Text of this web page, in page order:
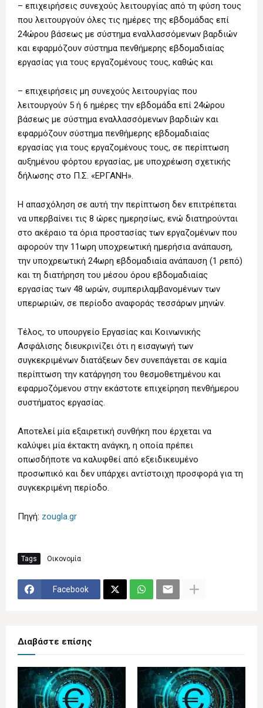
– επιχειρήσεις συνεχούς λειτουργίας από τη φύση τους
που λειτουργούν όλες τις ημέρες της εβδομάδας επί
24ώρου βάσεως με σύστημα εναλλασσόμενων βαρδιών
και εφαρμόζουν σύστημα πενθήμερης εβδομαδιαίας
εργασίας για τους εργαζομένους τους, καθώς και
– επιχειρήσεις μη συνεχούς λειτουργίας που
λειτουργούν 5 ή 6 ημέρες την εβδομάδα επί 24ώρου
βάσεως με σύστημα εναλλασσόμενων βαρδιών και
εφαρμόζουν σύστημα πενθήμερης εβδομαδιαίας
εργασίας για τους εργαζομένους τους, σε περίπτωση
αυξημένου φόρτου εργασίας, με υποχρέωση σχετικής
δήλωσης στο Π.Σ. «ΕΡΓΑΝΗ».
Η απασχόληση σε αυτή την περίπτωση δεν επιτρέπεται
να υπερβαίνει τις 8 ώρες ημερησίως, ενώ διατηρούνται
στο ακέραιο τα όρια προστασίας των εργαζομένων που
αφορούν την 11ωρη υποχρεωτική ημερήσια ανάπαυση,
την υποχρεωτική 24ωρη εβδομαδιαία ανάπαυση (1 ρεπό)
και τη διατήρηση του μέσου όρου εβδομαδιαίας
εργασίας των 48 ωρών, συμπεριλαμβανομένων των
υπερωριών, σε περίοδο αναφοράς τεσσάρων μηνών.
Τέλος, το υπουργείο Εργασίας και Κοινωνικής
Ασφάλισης διευκρινίζει ότι η εισαγωγή των
συγκεκριμένων διατάξεων δεν συνεπάγεται σε καμία
περίπτωση την κατάργηση του θεσμοθετημένου και
εφαρμοζόμενου στην εκάστοτε επιχείρηση πενθήμερου
συστήματος εργασίας.
Αποτελεί μία εξαιρετική συνθήκη που έρχεται να
καλύψει μία έκτακτη ανάγκη, η οποία πρέπει
οπωσδήποτε να καλυφθεί από εξειδικευμένο
προσωπικό και δεν υπάρχει αντίστοιχη προσφορά για τη
συγκεκριμένη περίοδο.
Πηγή: zougla.gr
Tags Οικονομία
Facebook
Διαβάστε επίσης